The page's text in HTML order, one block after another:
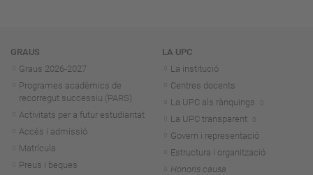
Navegació
GRAUS
Graus 2026-2027
Programes acadèmics de
recorregut successiu (PARS)
Activitats per a futur estudiantat
Accés i admissió
Matrícula
Preus i beques
LA UPC
La institució
Centres docents
La UPC als rànquings
La UPC transparent
Govern i representació
Estructura i organització
Honoris causa